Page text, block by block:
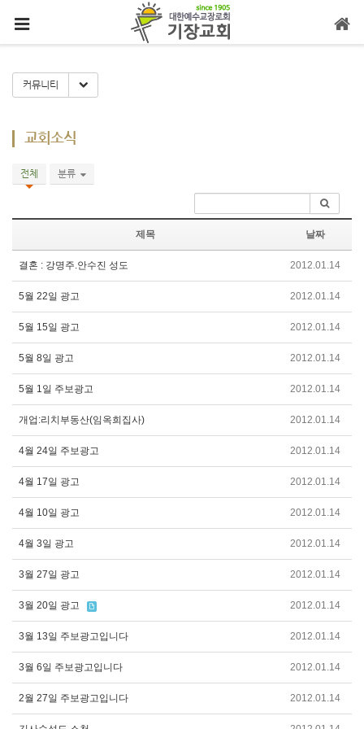
커뮤니티 Toggle Dropdown
교회소식
전체 분류
제목 날짜
결혼 : 강명주.안수진 성도 2012.01.14
5월 22일 광고 2012.01.14
5월 15일 광고 2012.01.14
5월 8일 광고 2012.01.14
5월 1일 주보광고 2012.01.14
개업:리치부동산(임옥희집사) 2012.01.14
4월 24일 주보광고 2012.01.14
4월 17일 광고 2012.01.14
4월 10일 광고 2012.01.14
4월 3일 광고 2012.01.14
3월 27일 광고 2012.01.14
3월 20일 광고 2012.01.14
3월 13일 주보광고입니다 2012.01.14
3월 6일 주보광고입니다 2012.01.14
2월 27일 주보광고입니다 2012.01.14